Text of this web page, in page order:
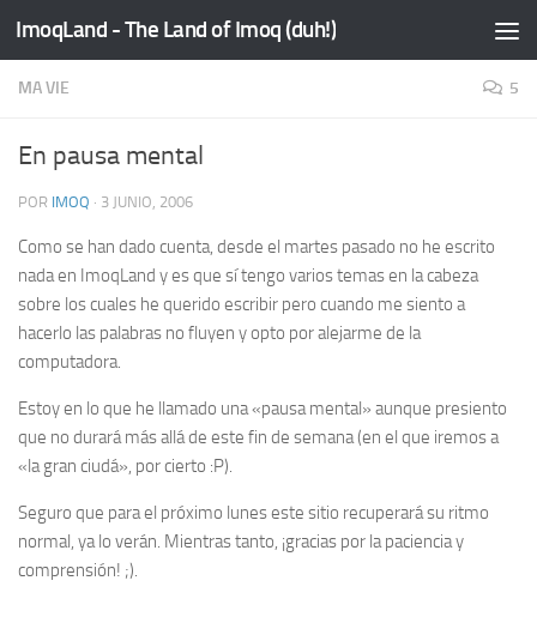
Saltar al contenido
ImoqLand - The Land of Imoq (duh!)
MA VIE 5
En pausa mental
POR IMOQ · 3 JUNIO, 2006
Como se han dado cuenta, desde el martes pasado no he escrito
nada en ImoqLand y es que sí tengo varios temas en la cabeza
sobre los cuales he querido escribir pero cuando me siento a
hacerlo las palabras no fluyen y opto por alejarme de la
computadora.
Estoy en lo que he llamado una «pausa mental» aunque presiento
que no durará más allá de este fin de semana (en el que iremos a
«la gran ciudá», por cierto :P).
Seguro que para el próximo lunes este sitio recuperará su ritmo
normal, ya lo verán. Mientras tanto, ¡gracias por la paciencia y
comprensión! ;).